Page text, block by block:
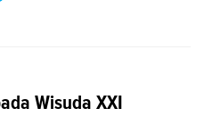
Wisuda XXI